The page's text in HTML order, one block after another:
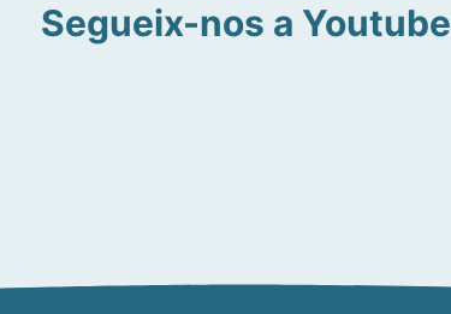
Segueix-nos a Youtube